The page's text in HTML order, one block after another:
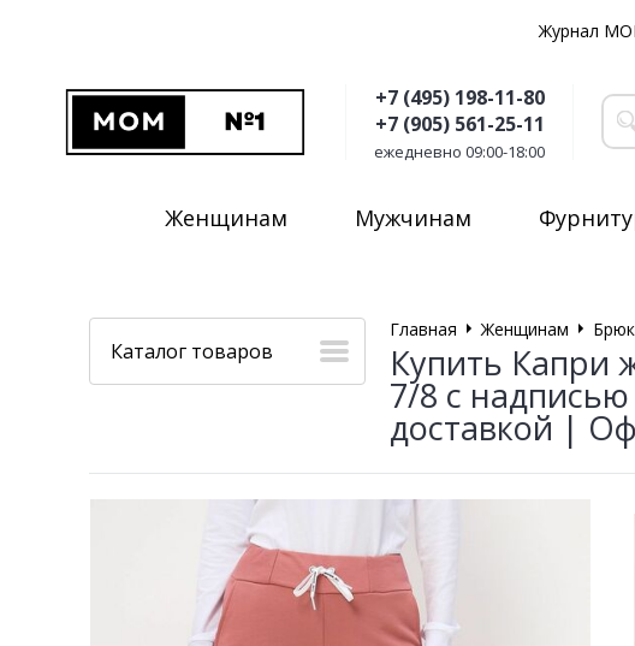
Журнал
+7 (495) 198-11-80
+7 (905) 561-25-11
ежедневно 09:00-18:00
Женщинам Мужчинам
Каталог товаров
Главная Женщинам
Купить Капри
7/8 с
доставкой |